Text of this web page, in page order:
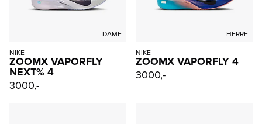
DAME
NIKE
ZOOMX VAPORFLY
NEXT% 4
3000,-
HERRE
NIKE
ZOOMX VAPORFLY 4
3000,-